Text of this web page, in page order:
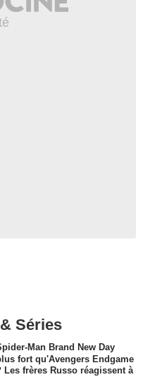
Séries
Man Brand New Day
fort qu'Avengers Endgame
Les frères Russo réagissent à